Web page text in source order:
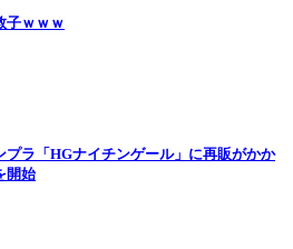
子ｗｗｗ
プラ「HGナイチンゲール」に再販がかか
開始